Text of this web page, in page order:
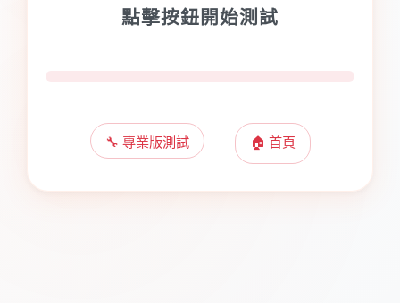
點擊按鈕開始測試
🔧 專業版測試 🏠 首頁